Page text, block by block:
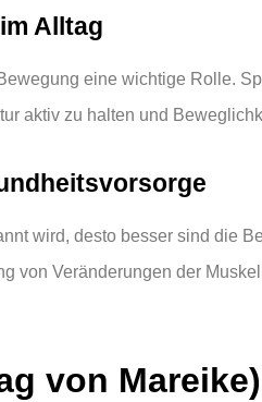
Alltag
eine wichtige Rolle.
aktiv zu halten und
wird, desto besser sind die
von Veränderungen der
von Mareike)